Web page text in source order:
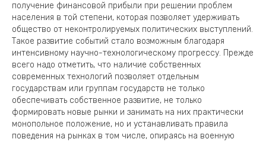
получение финансовой прибыли при решении проблем
населения в той степени, которая позволяет удерживать
общество от неконтролируемых политических выступлений.
Такое развитие событий стало возможным благодаря
интенсивному научно-технологическому прогрессу. Прежде
всего надо отметить, что наличие собственных
современных технологий позволяет отдельным
государствам или группам государств не только
обеспечивать собственное развитие, не только
формировать новые рынки и занимать на них практически
монопольное положение, но и устанавливать правила
поведения на рынках в том числе, опираясь на военную